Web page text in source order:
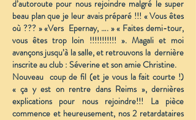
d’autoroute pour nous rejoindre malgré le super
beau plan que je leur avais préparé !!! « Vous êtes
où ??? » «Vers Epernay, …. » « Faites demi-tour,
vous êtes trop loin !!!!!!!!!!! ». Magali et moi
avançons jusqu’à la salle, et retrouvons la dernière
inscrite au club : Séverine et son amie Christine.
Nouveau coup de fil (et je vous la fait courte !)
« ça y est on rentre dans Reims », dernières
explications pour nous rejoindre!!! La pièce
commence et heureusement, nos 2 retardataires